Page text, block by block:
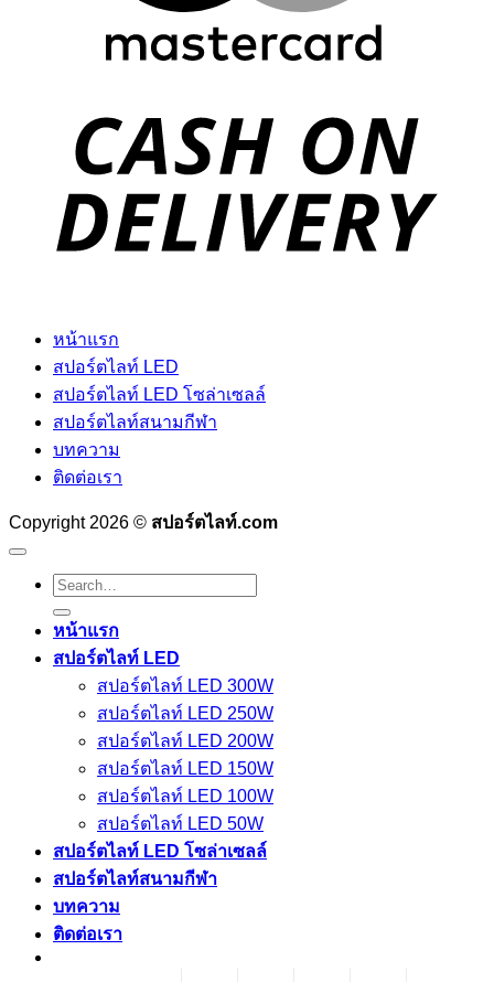
หน้าแรก
สปอร์ตไลท์ LED
สปอร์ตไลท์ LED โซล่าเซลล์
สปอร์ตไลท์สนามกีฬา
บทความ
ติดต่อเรา
Copyright 2026 © สปอร์ตไลท์.com
Search
for:
หน้าแรก
สปอร์ตไลท์ LED
สปอร์ตไลท์ LED 300W
สปอร์ตไลท์ LED 250W
สปอร์ตไลท์ LED 200W
สปอร์ตไลท์ LED 150W
สปอร์ตไลท์ LED 100W
สปอร์ตไลท์ LED 50W
สปอร์ตไลท์ LED โซล่าเซลล์
สปอร์ตไลท์สนามกีฬา
บทความ
ติดต่อเรา